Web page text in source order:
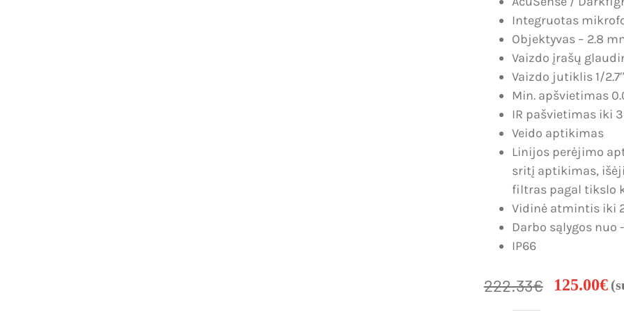
Integruotas
Objektyvas – 2.8
Vaizdo įrašų
Vaizdo jutiklis 1/
Min. apšvietimas
IR pašvietimas iki
Veido aptikimas
Linijos perėjimo
sritį aptikimas,
filtras pagal tikslo
Vidinė atmintis iki
Darbo sąlygos nuo -
IP66
222.33€
Original
125.00€
Current